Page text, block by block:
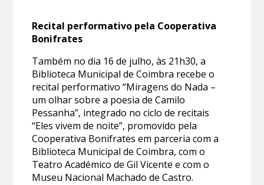
Recital performativo pela Cooperativa
Bonifrates
Também no dia 16 de julho, às 21h30, a
Biblioteca Municipal de Coimbra recebe o
recital performativo “Miragens do Nada –
um olhar sobre a poesia de Camilo
Pessanha”, integrado no ciclo de recitais
“Eles vivem de noite”, promovido pela
Cooperativa Bonifrates em parceria com a
Biblioteca Municipal de Coimbra, com o
Teatro Académico de Gil Vicente e com o
Museu Nacional Machado de Castro.